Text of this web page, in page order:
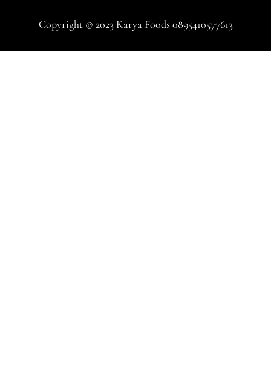
Copyright © 2023 Karya Foods 0895410577613